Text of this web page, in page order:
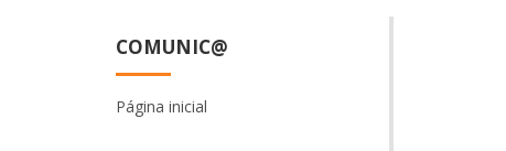
COMUNIC@
Página inicial